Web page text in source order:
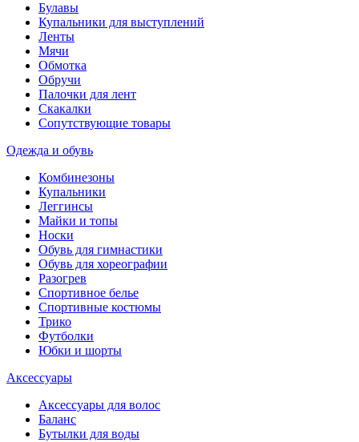
Булавы
Купальники для выступлений
Ленты
Мячи
Обмотка
Обручи
Палочки для лент
Скакалки
Сопутствующие товары
Одежда и обувь
Комбинезоны
Купальники
Леггинсы
Майки и топы
Носки
Обувь для гимнастики
Обувь для хореографии
Разогрев
Спортивное белье
Спортивные костюмы
Трико
Футболки
Юбки и шорты
Аксессуары
Аксессуары для волос
Баланс
Бутылки для воды